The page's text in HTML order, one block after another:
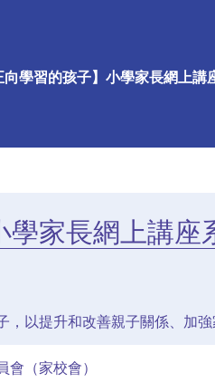
向學習的孩子】小學家長網上
學家長網上講
，以提升和改善親子關係、加
會（家校會）